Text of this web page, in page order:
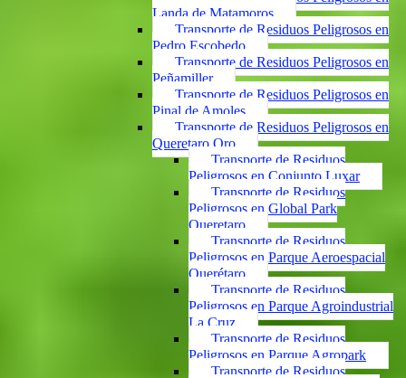
Landa de Matamoros
Transporte de Residuos Peligrosos en
Pedro Escobedo
Transporte de Residuos Peligrosos en
Peñamiller
Transporte de Residuos Peligrosos en
Pinal de Amoles
Transporte de Residuos Peligrosos en
Queretaro Qro
Transporte de Residuos
Peligrosos en Conjunto Luxar
Transporte de Residuos
Peligrosos en Global Park
Queretaro
Transporte de Residuos
Peligrosos en Parque Aeroespacial
Querétaro
Transporte de Residuos
Peligrosos en Parque Agroindustrial
La Cruz
Transporte de Residuos
Peligrosos en Parque Agropark
Transporte de Residuos